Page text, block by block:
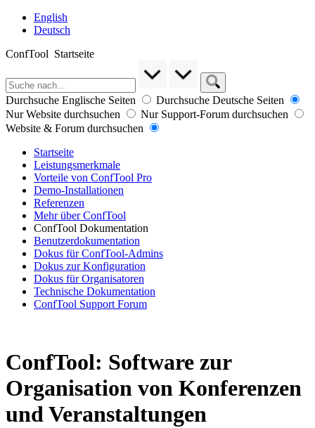
English
Deutsch
ConfTool Startseite
Durchsuche Englische Seiten
Durchsuche Deutsche Seiten
Nur Website durchsuchen
Nur Support-Forum durchsuchen
Website & Forum durchsuchen
Startseite
Leistungsmerkmale
Vorteile von ConfTool Pro
Demo-Installationen
Referenzen
Mehr über ConfTool
ConfTool Dokumentation
Benutzerdokumentation
Dokus für ConfTool-Admins
Dokus zur Konfiguration
Dokus für Organisatoren
Technische Dokumentation
ConfTool Support Forum
ConfTool: Software zur
Organisation von Konferenzen
und Veranstaltungen